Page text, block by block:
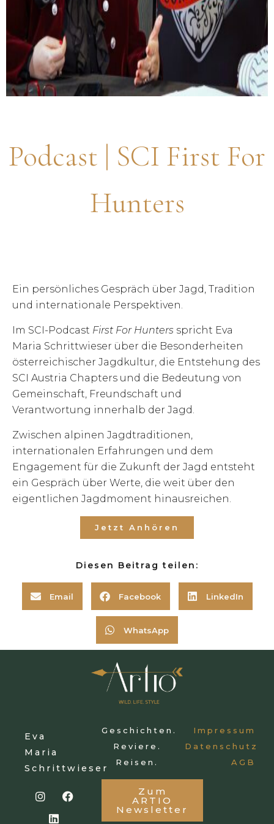
Podcast | SCI First For
Hunters
Ein persönliches Gespräch über Jagd, Tradition
und internationale Perspektiven.
Im SCI-Podcast First For Hunters spricht Eva
Maria Schrittwieser über die Besonderheiten
österreichischer Jagdkultur, die Entstehung des
SCI Austria Chapters und die Bedeutung von
Gemeinschaft, Freundschaft und
Verantwortung innerhalb der Jagd.
Zwischen alpinen Jagdtraditionen,
internationalen Erfahrungen und dem
Engagement für die Zukunft der Jagd entsteht
ein Gespräch über Werte, die weit über den
eigentlichen Jagdmoment hinausreichen.
Jetzt Anhören
Diesen Beitrag teilen:
Email Facebook LinkedIn
WhatsApp
Eva
Maria
Schrittwieser
Geschichten.
Reviere.
Reisen.
Zum
ARTIO
Newsletter
Impressum
Datenschutz
AGB